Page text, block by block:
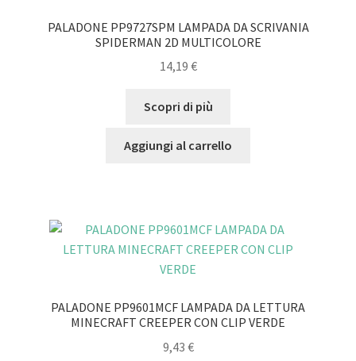
PALADONE PP9727SPM LAMPADA DA SCRIVANIA
SPIDERMAN 2D MULTICOLORE
14,19 €
Scopri di più
Aggiungi al carrello
PALADONE PP9601MCF LAMPADA DA LETTURA
MINECRAFT CREEPER CON CLIP VERDE
9,43 €